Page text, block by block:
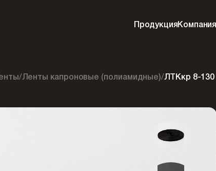
Продукция Компания
/Ленты капроновые (полиамидные)/ЛТКкр 8-130